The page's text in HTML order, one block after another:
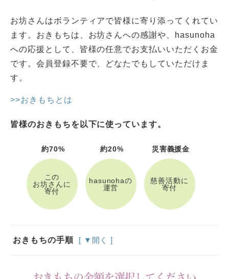
お坊さんはボランティアで皆様に寄り添ってくれてい
ます。おきもちは、お坊さんへの感謝や、hasunoha
への応援として、皆様の任意でお支払いいただくお金
です。会員登録不要で、どなたでもしていただけま
す。
>>おきもちとは
皆様のおきもちを以下に使っています。
約70%
この
お坊さんに
寄付
約20%
hasunohaの
運営
災害義援金
慈善活動に
寄付
おきもちの手順 [ ▼開く ]